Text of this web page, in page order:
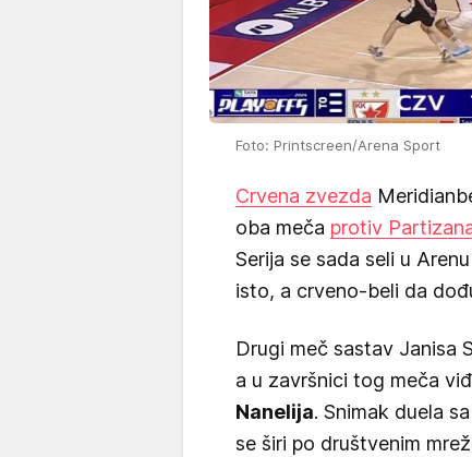
Foto: Printscreen/Arena Sport
Crvena zvezda
oba meča protiv
Serija se sada seli u
isto, a crveno-beli da
Drugi meč sastav Janisa
a u završnici tog meča
Nanelija. Snimak duela sa
se širi po društvenim